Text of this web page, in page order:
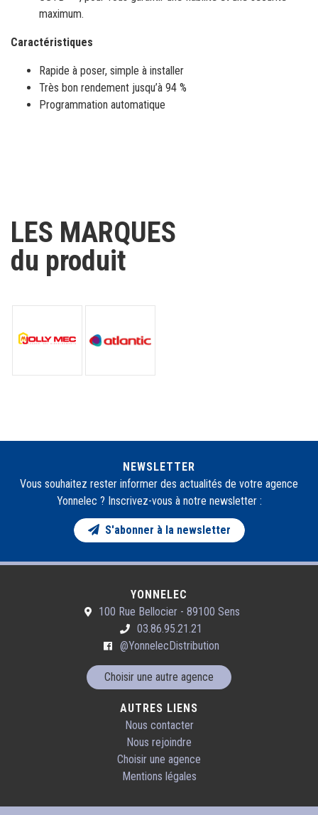
Rapide à poser, simple à installer
Programmation automatique
Yonnelec ? Inscrivez-vous à notre newsletter :
S'abonner à la newsletter
YONNELEC
03.86.95.21.21
@YonnelecDistribution
Choisir une autre agence
AUTRES LIENS
Nous contacter
Nous rejoindre
Choisir une agence
Mentions légales
Besoin d'un devis gratuit ?
Besoin d'un renseignement ?